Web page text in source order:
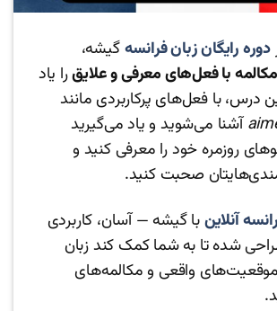
دوره رایگان زبان فرانسهگیشه،
با فعل‌های معرفی و علایقرا یاد
درس، با فعل‌های پرکاربردی مانند
آشنا می‌شوید و یاد می‌گیرید
روزمره خود را معرفی کنید و
صحبت کنید.
آنلاینبا گیشه — آسان، کاربردی
شده تا به شما کمک کند زبان
موقعیت‌های واقعی و مکالمه‌های